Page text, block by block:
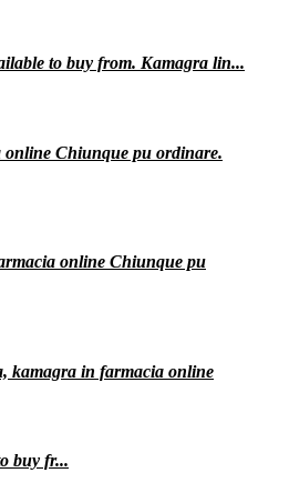
to buy from. Kamagra lin...
Chiunque pu ordinare.
online Chiunque pu
kamagra in farmacia online
buy fr...